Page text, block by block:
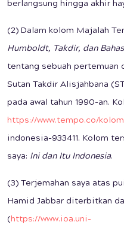
berlangsung hingga akhir
(2) Dalam kolom Majalah
Humboldt, Takdir, dan
tentang sebuah pertemuan
Sutan Takdir Alisjahbana
pada awal tahun 1990-an.
https://www.tempo.co/
indonesia-933411. Kolom
saya: Ini dan Itu Indonesia.
(3) Terjemahan saya atas
Hamid Jabbar diterbitkan
(https://www.ioa.uni-